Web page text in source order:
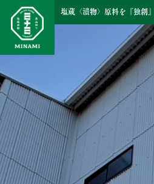
塩蔵〈漬物〉原料を『独創